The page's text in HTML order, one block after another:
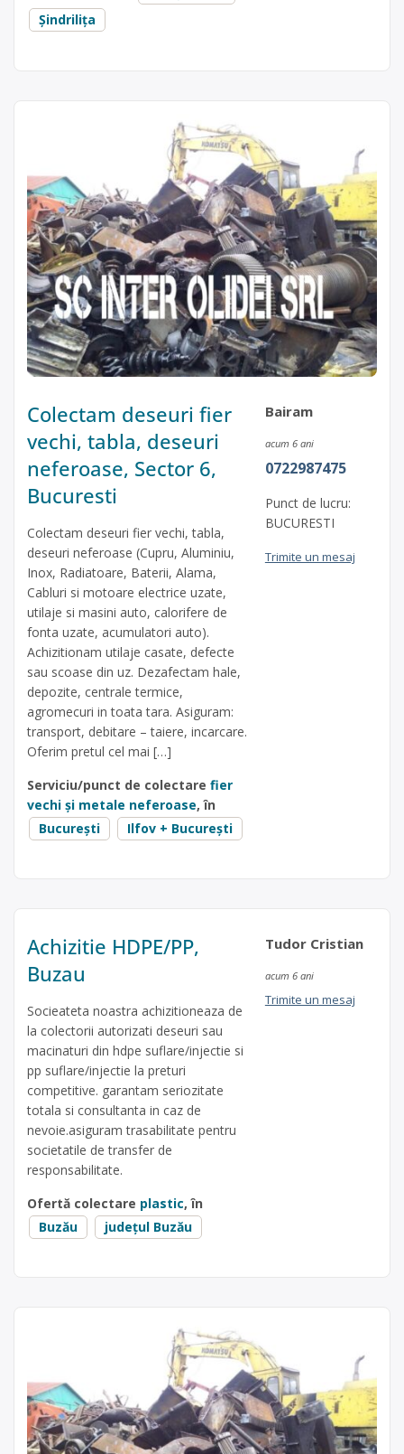
Șindrilița
Colectam deseuri fier
vechi, tabla, deseuri
neferoase, Sector 6,
Bucuresti
Colectam deseuri fier vechi, tabla,
deseuri neferoase (Cupru, Aluminiu,
Inox, Radiatoare, Baterii, Alama,
Cabluri si motoare electrice uzate,
utilaje si masini auto, calorifere de
fonta uzate, acumulatori auto).
Achizitionam utilaje casate, defecte
sau scoase din uz. Dezafectam hale,
depozite, centrale termice,
agromecuri in toata tara. Asiguram:
transport, debitare – taiere, incarcare.
Oferim pretul cel mai […]
Serviciu/punct de colectare fier
vechi și metale neferoase, în
București
Ilfov + București
Bairam
acum 6 ani
0722987475
Punct de lucru:
BUCURESTI
Trimite un mesaj
Achizitie HDPE/PP,
Buzau
Socieateta noastra achizitioneaza de
la colectorii autorizati deseuri sau
macinaturi din hdpe suflare/injectie si
pp suflare/injectie la preturi
competitive. garantam seriozitate
totala si consultanta in caz de
nevoie.asiguram trasabilitate pentru
societatile de transfer de
responsabilitate.
Ofertă colectare plastic, în
Buzău
județul Buzău
Tudor Cristian
acum 6 ani
Trimite un mesaj